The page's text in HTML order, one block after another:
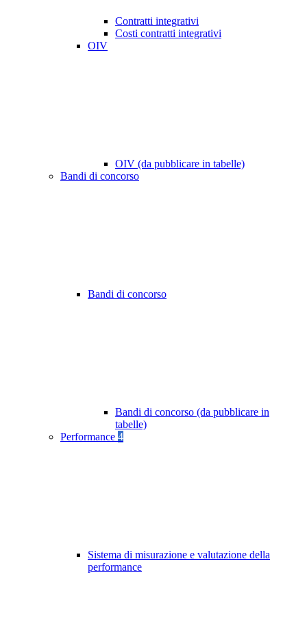
Contratti integrativi
Costi contratti integrativi
OIV
OIV (da pubblicare in tabelle)
Bandi di concorso
Bandi di concorso
Bandi di concorso (da pubblicare in
tabelle)
Performance 4
Sistema di misurazione e valutazione della
performance